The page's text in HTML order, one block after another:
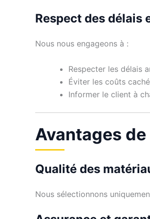
Respect des délais
Nous nous engageons à :
Respecter les délais
Éviter les coûts
Informer le client à
Avantages
Qualité des
Nous sélectionnons